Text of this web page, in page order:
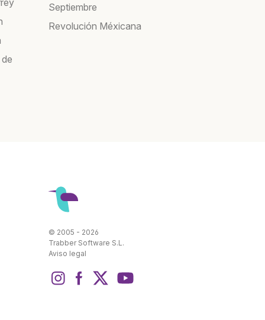
Septiembre
Revolución Méxicana
© 2005 - 2026
Trabber Software S.L.
Aviso legal